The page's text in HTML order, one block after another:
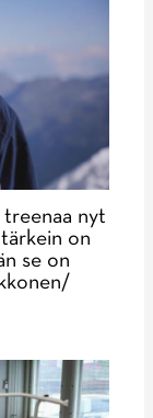
treenaa nyt
on
se on